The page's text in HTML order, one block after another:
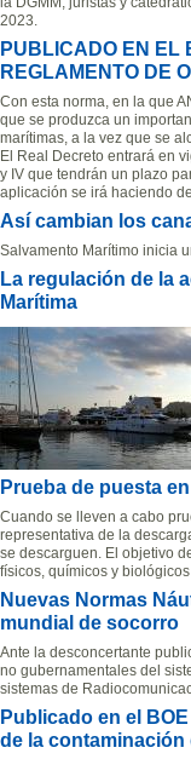
2023.
PUBLICADO EN EL
REGLAMENTO DE
Con esta norma, en la que
que se produzca un
marítimas, a la vez que se
El Real Decreto entrará en
y IV que tendrán un plazo
aplicación se irá haciendo
Así cambian los
Salvamento Marítimo inicia
La regulación de la
Marítima
Prueba de puesta
Cuando se lleven a cabo
representativa de la
se descarguen. El objetivo
físicos, químicos y
Nuevas Normas
mundial de socorro
Ante la desconcertante
no gubernamentales del
sistemas de
Publicado en el
de la contaminación